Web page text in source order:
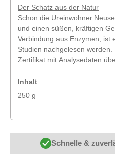
Der Schatz aus der Natur
Schon die Ureinwohner
und einen süßen, kräftigen
Verbindung aus Enzymen, ist
Studien nachgelesen
Zertifikat mit Analysedaten
Inhalt
250 g
Schnelle &